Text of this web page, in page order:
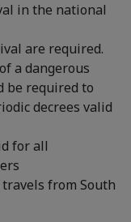
in the national
are required.
a dangerous
be required to
decrees valid
for all
from South